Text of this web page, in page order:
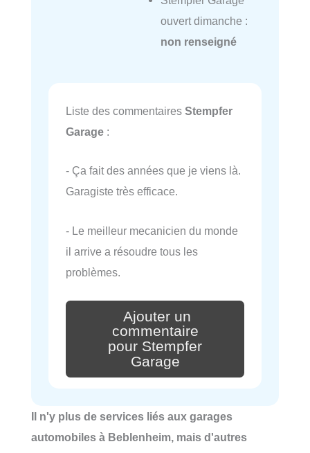
ouvert dimanche :
non renseigné
Liste des commentaires Stempfer
Garage :
- Ça fait des années que je viens là.
Garagiste très efficace.
- Le meilleur mecanicien du monde
il arrive a résoudre tous les
problèmes.
Ajouter un
commentaire
pour Stempfer
Garage
Il n'y plus de services liés aux garages
automobiles à Beblenheim, mais d'autres